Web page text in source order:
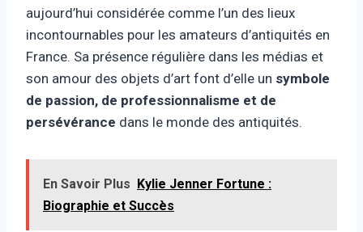
aujourd’hui considérée comme l’un des lieux
incontournables pour les amateurs d’antiquités en
France. Sa présence régulière dans les médias et
son amour des objets d’art font d’elle un symbole
de passion, de professionnalisme et de
persévérance dans le monde des antiquités.
En Savoir Plus Kylie Jenner Fortune :
Biographie et Succès